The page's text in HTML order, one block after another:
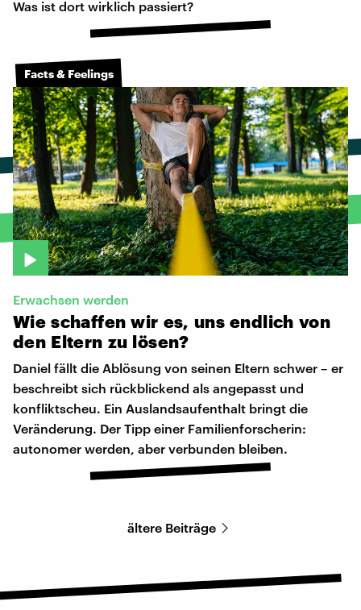
Was ist dort wirklich passiert?
Facts & Feelings
Erwachsen werden
Wie schaffen wir es, uns endlich von
den Eltern zu lösen?
Daniel fällt die Ablösung von seinen Eltern schwer – er
beschreibt sich rückblickend als angepasst und
konfliktscheu. Ein Auslandsaufenthalt bringt die
Veränderung. Der Tipp einer Familienforscherin:
autonomer werden, aber verbunden bleiben.
ältere Beiträge